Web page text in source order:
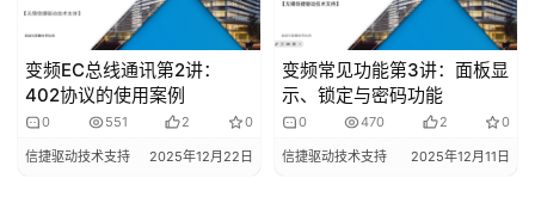
变频EC总线通讯第2讲：
402协议的使用案例
0 551 2 0
信捷驱动技术支持 2025年12月22日
变频常见功能第3讲：面板显
示、锁定与密码功能
0 470 2 0
信捷驱动技术支持 2025年12月11日